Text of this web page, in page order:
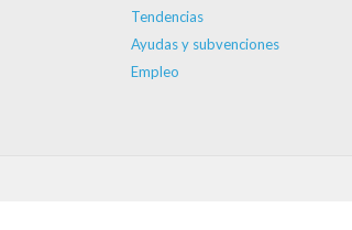
Tendencias
Ayudas y subvenciones
Empleo